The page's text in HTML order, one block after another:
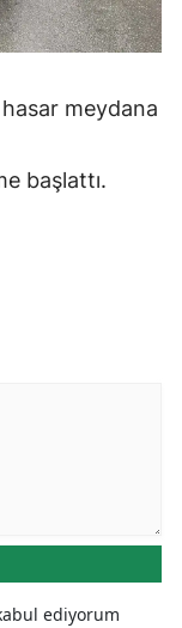
meydana
başlattı.
ediyorum